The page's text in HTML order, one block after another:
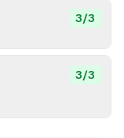
3/3
3/3